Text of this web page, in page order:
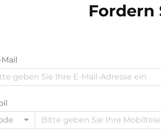
hängt die Wahl...
Fordern
Mail